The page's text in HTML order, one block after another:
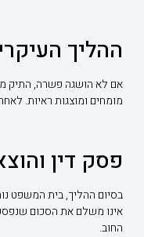
ההליך
אם לא הושגה פשרה, התיק
מומחים ומוצגות ראיות.
פסק דין
בסיום ההליך, בית המשפט
אינו משלם את הסכום
החוב.